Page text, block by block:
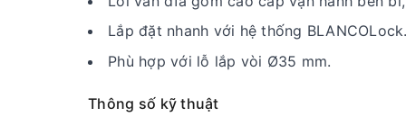
Lắp đặt nhanh với hệ thống BLANCOLock.
Phù hợp với lỗ lắp vòi Ø35 mm.
Thông số kỹ thuật